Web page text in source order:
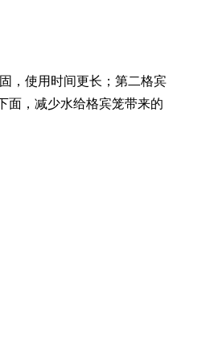
，使用时间更长；第二格宾
面，减少水给格宾笼带来的